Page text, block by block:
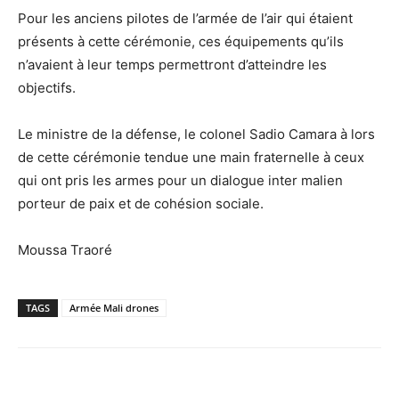
Pour les anciens pilotes de l’armée de l’air qui étaient
présents à cette cérémonie, ces équipements qu’ils
n’avaient à leur temps permettront d’atteindre les
objectifs.
Le ministre de la défense, le colonel Sadio Camara à lors
de cette cérémonie tendue une main fraternelle à ceux
qui ont pris les armes pour un dialogue inter malien
porteur de paix et de cohésion sociale.
Moussa Traoré
TAGS Armée Mali drones